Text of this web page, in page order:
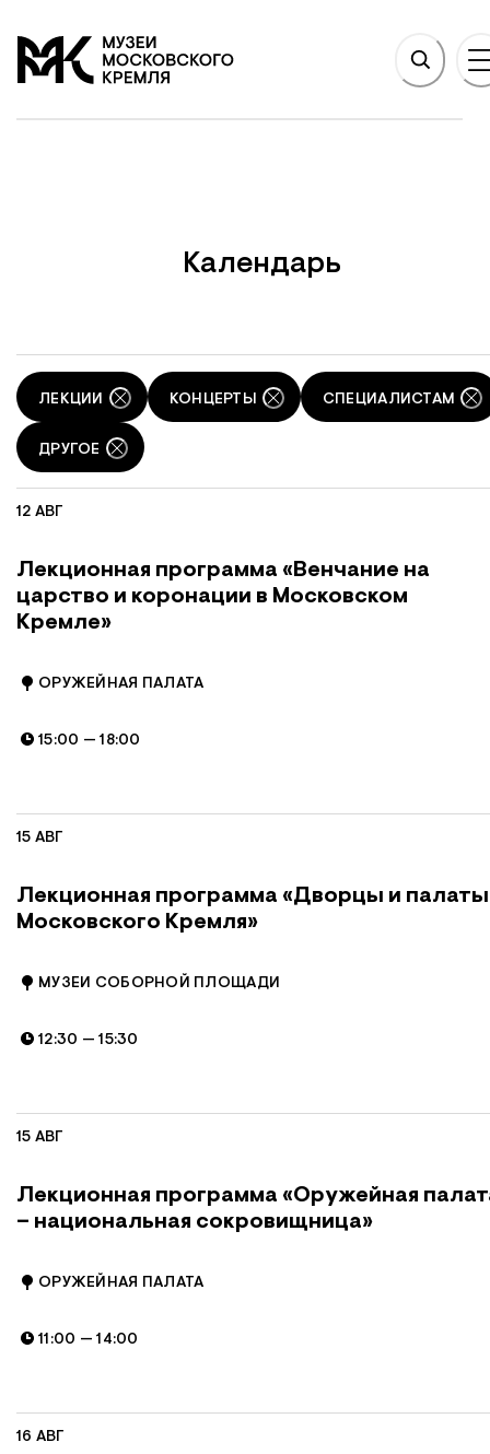
На главную
Календарь
ЛЕКЦИИ КОНЦЕРТЫ СПЕЦИАЛИСТАМ
ДРУГОЕ
12 АВГ
Лекционная программа «Венчание на
царство и коронации в Московском
Кремле»
ОРУЖЕЙНАЯ ПАЛАТА
15:00 —18:00
15 АВГ
Лекционная программа «Дворцы и палаты
Московского Кремля»
МУЗЕИ СОБОРНОЙ ПЛОЩАДИ
12:30 —15:30
15 АВГ
Лекционная программа «Оружейная
– национальная сокровищница»
ОРУЖЕЙНАЯ ПАЛАТА
11:00 —14:00
16 АВГ